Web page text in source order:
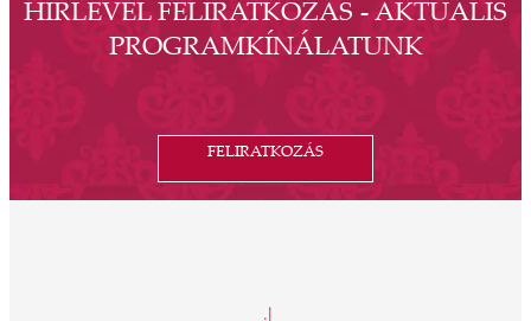
HÍRLEVÉL FELIRATKOZÁS - AKTUÁLIS
PROGRAMKÍNÁLATUNK
FELIRATKOZÁS